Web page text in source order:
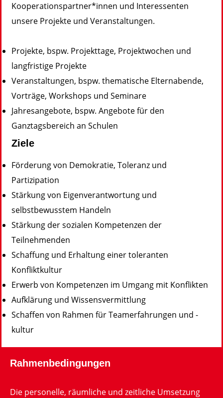
Kooperationspartner*innen und Interessenten
unsere Projekte und Veranstaltungen.
Projekte, bspw. Projekttage, Projektwochen und
langfristige Projekte
Veranstaltungen, bspw. thematische Elternabende,
Vorträge, Workshops und Seminare
Jahresangebote, bspw. Angebote für den
Ganztagsbereich an Schulen
Ziele
Förderung von Demokratie, Toleranz und
Partizipation
Stärkung von Eigenverantwortung und
selbstbewusstem Handeln
Stärkung der sozialen Kompetenzen der
Teilnehmenden
Schaffung und Erhaltung einer toleranten
Konfliktkultur
Erwerb von Kompetenzen im Umgang mit Konflikten
Aufklärung und Wissensvermittlung
Schaffen von Rahmen für Teamerfahrungen und -
kultur
Rahmenbedingungen
Die personelle, räumliche und zeitliche Umsetzung